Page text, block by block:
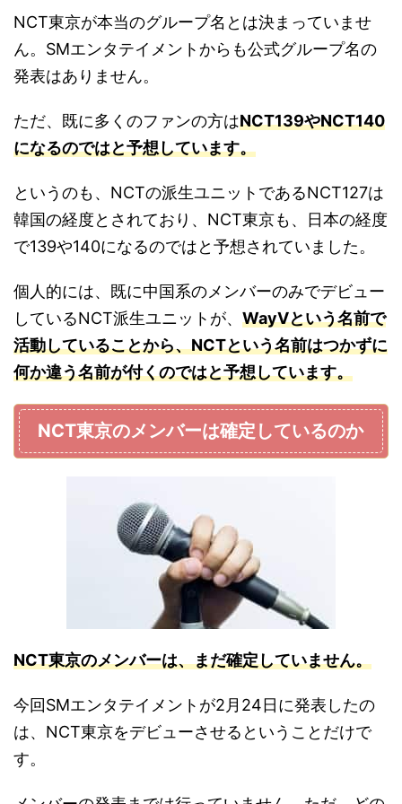
NCT東京が本当のグループ名とは決まっていませ
ん。SMエンタテイメントからも公式グループ名の
発表はありません。
ただ、既に多くのファンの方はNCT139やNCT140
になるのではと予想しています。
というのも、NCTの派生ユニットであるNCT127は
韓国の経度とされており、NCT東京も、日本の経度
で139や140になるのではと予想されていました。
個人的には、既に中国系のメンバーのみでデビュー
しているNCT派生ユニットが、 WayVという名前で
活動していることから、NCTという名前はつかずに
何か違う名前が付くのではと予想しています。
NCT東京のメンバーは確定しているのか
NCT東京のメンバーは、まだ確定していません。
今回SMエンタテイメントが2月24日に発表したの
は、NCT東京をデビューさせるということだけで
す。